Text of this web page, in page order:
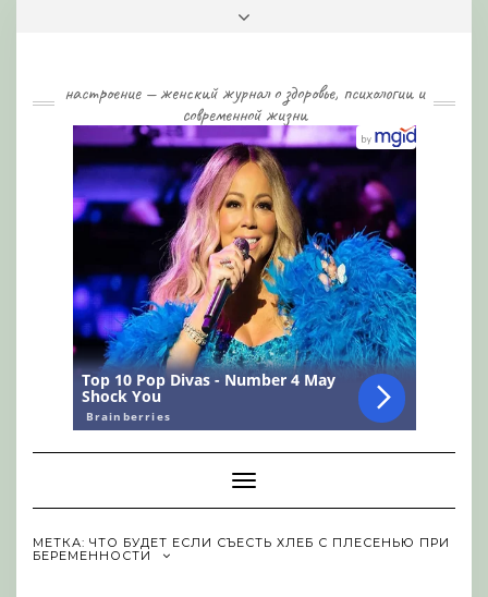
настроение — женский журнал о здоровье, психологии и
современной жизни
Toggle
Navigation
МЕТКА: ЧТО БУДЕТ ЕСЛИ СЪЕСТЬ ХЛЕБ С ПЛЕСЕНЬЮ ПРИ
БЕРЕМЕННОСТИ